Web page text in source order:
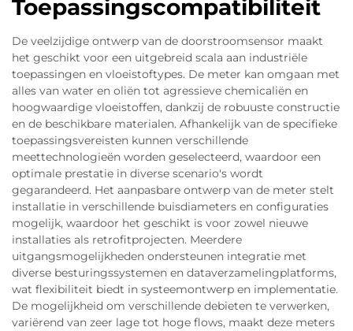
Toepassingscompatibiliteit
De veelzijdige ontwerp van de doorstroomsensor maakt
het geschikt voor een uitgebreid scala aan industriële
toepassingen en vloeistoftypes. De meter kan omgaan met
alles van water en oliën tot agressieve chemicaliën en
hoogwaardige vloeistoffen, dankzij de robuuste constructie
en de beschikbare materialen. Afhankelijk van de specifieke
toepassingsvereisten kunnen verschillende
meettechnologieën worden geselecteerd, waardoor een
optimale prestatie in diverse scenario's wordt
gegarandeerd. Het aanpasbare ontwerp van de meter stelt
installatie in verschillende buisdiameters en configuraties
mogelijk, waardoor het geschikt is voor zowel nieuwe
installaties als retrofitprojecten. Meerdere
uitgangsmogelijkheden ondersteunen integratie met
diverse besturingssystemen en dataverzamelingplatforms,
wat flexibiliteit biedt in systeemontwerp en implementatie.
De mogelijkheid om verschillende debieten te verwerken,
variërend van zeer lage tot hoge flows, maakt deze meters